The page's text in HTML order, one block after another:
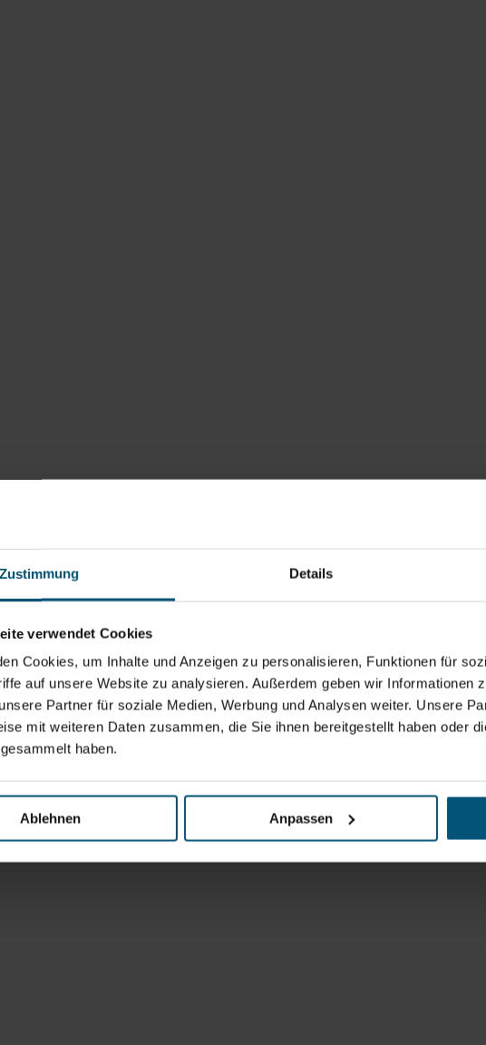
Zustimmung Details
verwendet Cookies
Cookies, um Inhalte und Anzeigen zu personalisieren, Funktionen für
auf unsere Website zu analysieren. Außerdem geben wir Informationen
Partner für soziale Medien, Werbung und Analysen weiter. Unsere
mit weiteren Daten zusammen, die Sie ihnen bereitgestellt haben oder
haben.
Ablehnen Anpassen